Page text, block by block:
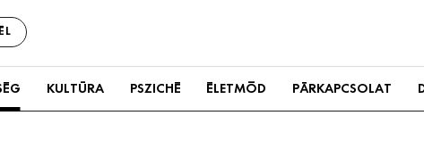
KULTÚRA PSZICHÉ ÉLETMÓD PÁRKAPCSOLAT